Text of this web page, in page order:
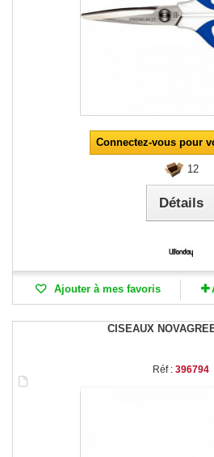
Connectez-vous pour
12
Détails
Ajouter à mes favoris
CISEAUX
Réf : 396794